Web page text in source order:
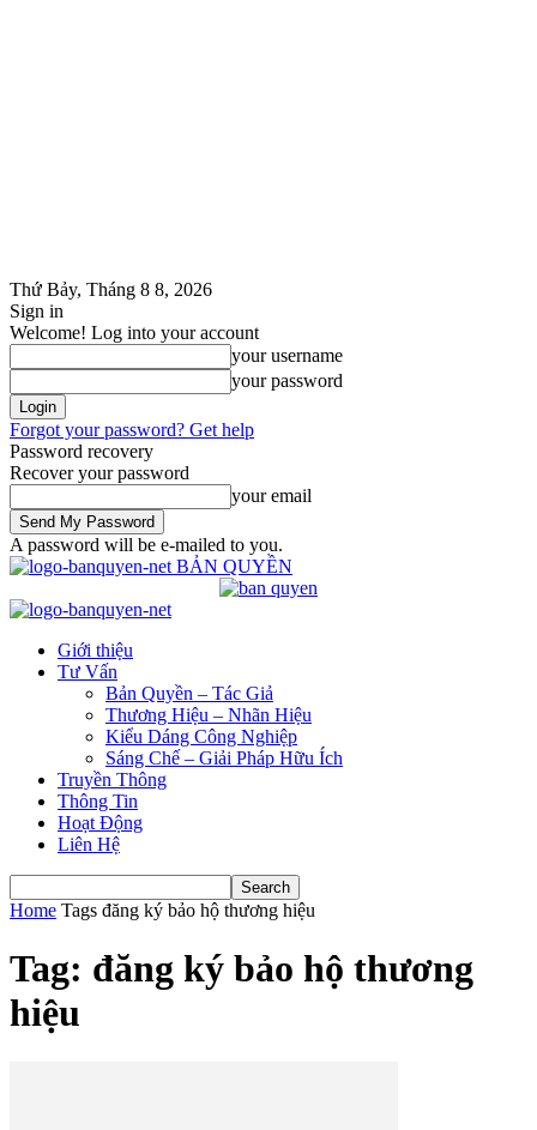
Thứ Bảy, Tháng 8 8, 2026
Sign in
Welcome! Log into your account
your username
your password
Forgot your password? Get help
Password recovery
Recover your password
your email
A password will be e-mailed to you.
BẢN QUYỀN
Giới thiệu
Tư Vấn
Bản Quyền – Tác Giả
Thương Hiệu – Nhãn Hiệu
Kiểu Dáng Công Nghiệp
Sáng Chế – Giải Pháp Hữu Ích
Truyền Thông
Thông Tin
Hoạt Động
Liên Hệ
Home Tags đăng ký bảo hộ thương hiệu
Tag: đăng ký bảo hộ thương
hiệu